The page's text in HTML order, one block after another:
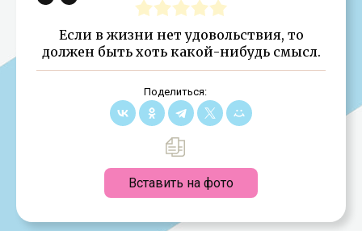
Если в жизни нет удовольствия, то
должен быть хоть какой-нибудь смысл.
Поделиться:
Вставить на фото